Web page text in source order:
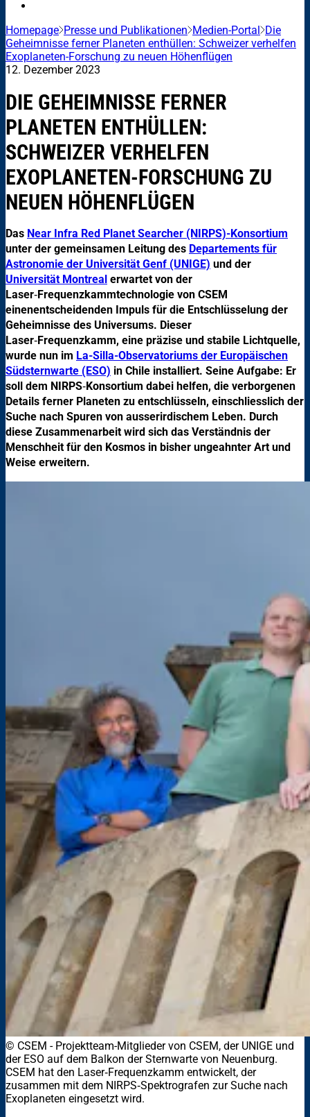
Homepage Presse und Publikationen Medien-Portal Die
Geheimnisse ferner Planeten enthüllen: Schweizer verhelfen
Exoplaneten-Forschung zu neuen Höhenflügen
12. Dezember 2023
DIE GEHEIMNISSE FERNER
PLANETEN ENTHÜLLEN:
SCHWEIZER VERHELFEN
EXOPLANETEN-FORSCHUNG ZU
NEUEN HÖHENFLÜGEN
Das Near Infra Red Planet Searcher (NIRPS)-Konsortium
unter der gemeinsamen Leitung des Departements für
Astronomie der Universität Genf (UNIGE) und der
Universität Montreal erwartet von der
Laser‑Frequenzkammtechnologie von CSEM
einenentscheidenden Impuls für die Entschlüsselung der
Geheimnisse des Universums. Dieser
Laser‑Frequenzkamm, eine präzise und stabile Lichtquelle,
wurde nun im La-Silla-Observatoriums der Europäischen
Südsternwarte (ESO) in Chile installiert. Seine Aufgabe: Er
soll dem NIRPS‑Konsortium dabei helfen, die verborgenen
Details ferner Planeten zu entschlüsseln, einschliesslich der
Suche nach Spuren von ausserirdischem Leben. Durch
diese Zusammenarbeit wird sich das Verständnis der
Menschheit für den Kosmos in bisher ungeahnter Art und
Weise erweitern.
© CSEM - Projektteam-Mitglieder von CSEM, der UNIGE und
der ESO auf dem Balkon der Sternwarte von Neuenburg.
CSEM hat den Laser‑Frequenzkamm entwickelt, der
zusammen mit dem NIRPS‑Spektrografen zur Suche nach
Exoplaneten eingesetzt wird.